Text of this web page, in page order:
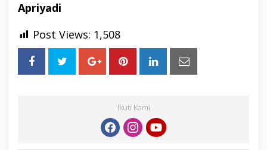
Apriyadi
Post Views: 1,508
Ikuti Kami